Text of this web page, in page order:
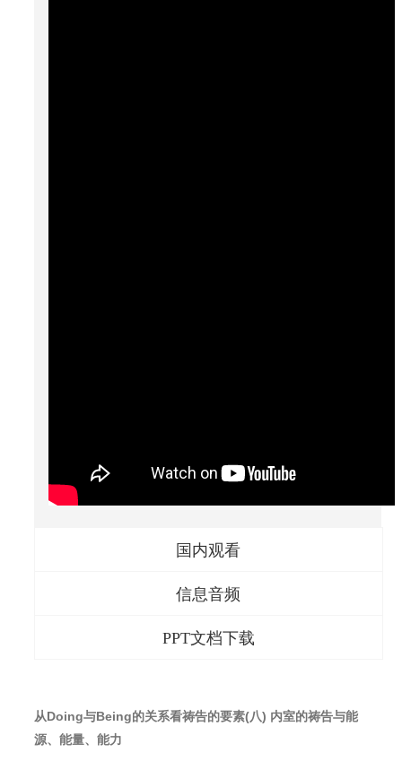
国内观看
信息音频
PPT文档下载
从Doing与Being的关系看祷告的要素(八) 内室的祷告与能
源、能量、能力